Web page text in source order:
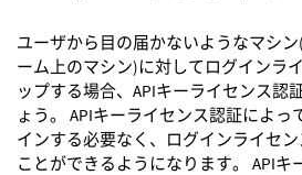
ユーザから目の届かないようなマシ
ーム上のマシン)に対してログインラ
ップする場合、APIキーライセンス認
ょう。 APIキーライセンス認証によっ
インする必要なく、ログインライセ
ことができるようになります。 APIキ